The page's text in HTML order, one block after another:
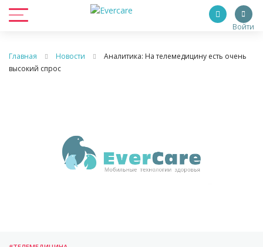
Войти
Главная Новости
Аналитика: На телемедицину есть очень
высокий спрос